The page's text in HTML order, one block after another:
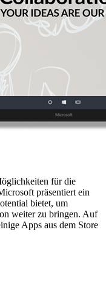
für die
präsentiert ein
bietet, um
weiter zu bringen. Auf
Apps aus dem Store